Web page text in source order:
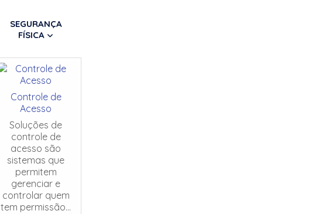
SEGURANÇA
FÍSICA
Controle de
Acesso
Soluções de
controle de
acesso são
sistemas que
permitem
gerenciar e
controlar quem
tem permissão...